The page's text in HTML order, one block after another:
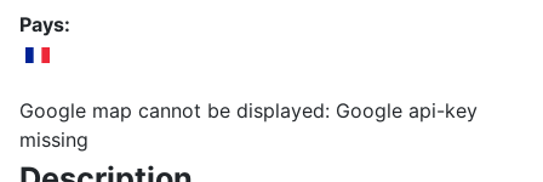
Pays:
Google map cannot be displayed: Google api-key
missing